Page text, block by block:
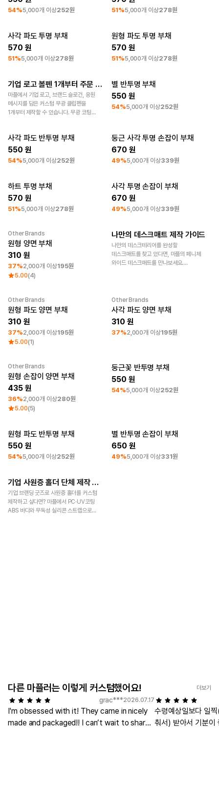
54%5,000개 이상252원 51%5,000개 이상278원
최소 주문수량 250개
사각 파도 투명 부채
570
51%5,000개 이상278원
최소 주문수량 250개
원형 파도 투명 부채
570
51%5,000개 이상278원
기업 판촉물 제작 기업 로고 볼펜 1개부터 주문 제작하기
마플에서 기업 로고, 브랜드 슬로건, 응원
메시지를 담은 커스텀 무광 클립펜을
1개부터 제작할 수 있습니다. 무광 코팅
3,900원, 평균 영업일 2~4일 내
출고됩니다.
최소 주문수량 250개
별 반투명 부채
550
54%5,000개 이상252원
최소 주문수량 250개
사각 파도 반투명 부채
550
54%5,000개 이상252원
최소 주문수량 250개
둥근 사각 투명 손잡이 부채
670
49%5,000개 이상339원
최소 주문수량 250개
하트 투명 부채
570
51%5,000개 이상278원
최소 주문수량 250개
사각 투명 손잡이 부채
670
49%5,000개 이상339원
최소 주문수량 500개
Other Brands
원형 양면 부채
310
37%2,000개 이상195원
5.00(4)
굿즈 제작 꿀팁
나만의 데스크매트 제작 가이드
나만의 데스크테리어를 완성할
데스크매트를 찾고 있다면, 마플의 페니체
와이드 데스크매트를 만나보세요.
가능합니다. 컬러 옵션, 가격, 제작 방법까지
지금 바로 확인해 보세요.
최소 주문수량 500개
Other Brands
원형 파도 양면 부채
310
37%2,000개 이상195원
5.00(1)
최소 주문수량 500개
Other Brands
사각 파도 양면 부채
310
37%2,000개 이상195원
최소 주문수량 500개 Category Best
Other Brands
원형 손잡이 양면 부채
435
36%2,000개 이상280원
5.00(5)
최소 주문수량 250개
둥근꽃 반투명 부채
550
54%5,000개 이상252원
최소 주문수량 250개
원형 파도 반투명 부채
550
54%5,000개 이상252원
최소 주문수량 250개
별 반투명 손잡이 부채
650
49%5,000개 이상331원
기업 판촉물 제작 기업 사원증 홀더 단체 제작 가이드
기업 브랜딩 굿즈로 사원증 홀더를 커스텀
제작하고 싶다면? 마플에서 PC·UV코팅
ABS 바디와 무독성 실리콘 스트랩으로
다른 마플러는 이렇게 커스텀했어요! 더보기
grac***2026.07.17
I'm obsessed with it! They came in nicely
made and packaged!! I can’t wait to share
수령예상일보다 일
춰서) 받아서 기분이
한국어
무선충전 패드
브랜딩 굿즈
풀컬러 키캡